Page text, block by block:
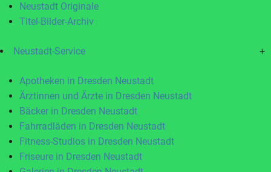
Neustadt Originale
Titel-Bilder-Archiv
Neustadt-Service +
Apotheken in Dresden Neustadt
Ärztinnen und Ärzte in Dresden Neustadt
Bäcker in Dresden Neustadt
Fahrradläden in Dresden Neustadt
Fitness-Studios in Dresden Neustadt
Friseure in Dresden Neustadt